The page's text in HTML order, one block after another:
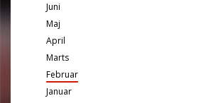
Juni
Maj
April
Marts
Februar
Januar